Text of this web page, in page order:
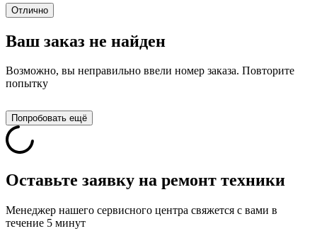
Отлично
Ваш заказ не найден
Возможно, вы неправильно ввели номер заказа. Повторите
попытку
Попробовать ещё
Оставьте заявку на ремонт техники
Менеджер нашего сервисного центра свяжется с вами в
течение 5 минут